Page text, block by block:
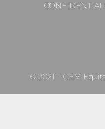
© 2021 – GEM